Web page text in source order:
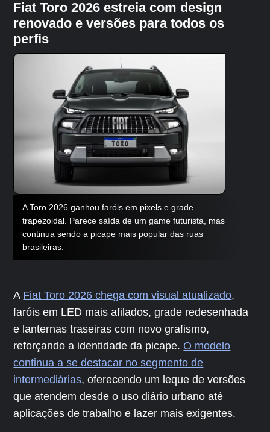
Fiat Toro 2026 estreia com design
renovado e versões para todos os
perfis
A Toro 2026 ganhou faróis em pixels e grade
trapezoidal. Parece saída de um game futurista, mas
continua sendo a picape mais popular das ruas
brasileiras.
A Fiat Toro 2026 chega com visual atualizado,
faróis em LED mais afilados, grade redesenhada
e lanternas traseiras com novo grafismo,
reforçando a identidade da picape. O modelo
continua a se destacar no segmento de
intermediárias, oferecendo um leque de versões
que atendem desde o uso diário urbano até
aplicações de trabalho e lazer mais exigentes.